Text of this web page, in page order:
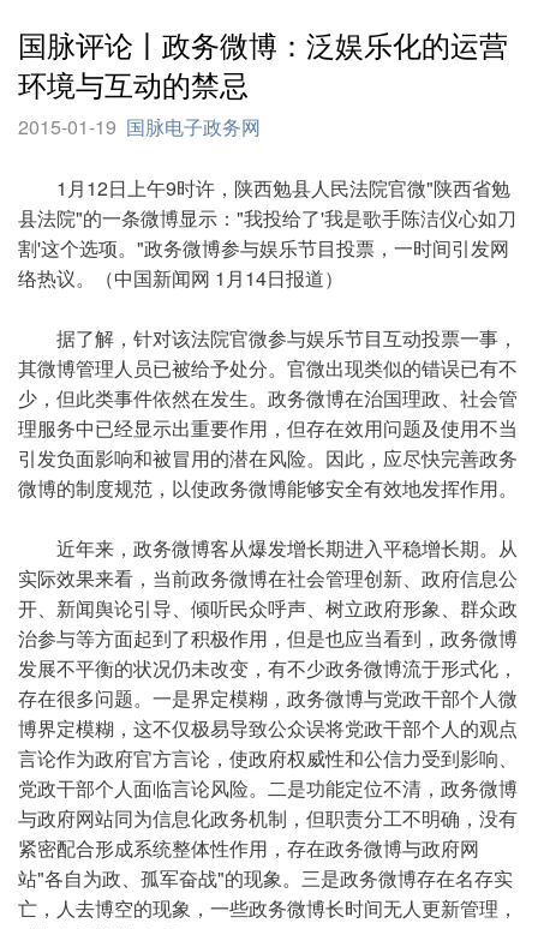
国脉评论丨政务微博：泛娱乐化的运营
环境与互动的禁忌
2015-01-19 国脉电子政务网
1月12日上午9时许，陕西勉县人民法院官微"陕西省勉
县法院"的一条微博显示："我投给了'我是歌手陈洁仪心如刀
割'这个选项。"政务微博参与娱乐节目投票，一时间引发网
络热议。（中国新闻网 1月14日报道）
据了解，针对该法院官微参与娱乐节目互动投票一事，
其微博管理人员已被给予处分。官微出现类似的错误已有不
少，但此类事件依然在发生。政务微博在治国理政、社会管
理服务中已经显示出重要作用，但存在效用问题及使用不当
引发负面影响和被冒用的潜在风险。因此，应尽快完善政务
微博的制度规范，以使政务微博能够安全有效地发挥作用。
近年来，政务微博客从爆发增长期进入平稳增长期。从
实际效果来看，当前政务微博在社会管理创新、政府信息公
开、新闻舆论引导、倾听民众呼声、树立政府形象、群众政
治参与等方面起到了积极作用，但是也应当看到，政务微博
发展不平衡的状况仍未改变，有不少政务微博流于形式化，
存在很多问题。一是界定模糊，政务微博与党政干部个人微
博界定模糊，这不仅极易导致公众误将党政干部个人的观点
言论作为政府官方言论，使政府权威性和公信力受到影响、
党政干部个人面临言论风险。二是功能定位不清，政务微博
与政府网站同为信息化政务机制，但职责分工不明确，没有
紧密配合形成系统整体性作用，存在政务微博与政府网
站"各自为政、孤军奋战"的现象。三是政务微博存在名存实
亡，人去博空的现象，一些政务微博长时间无人更新管理，